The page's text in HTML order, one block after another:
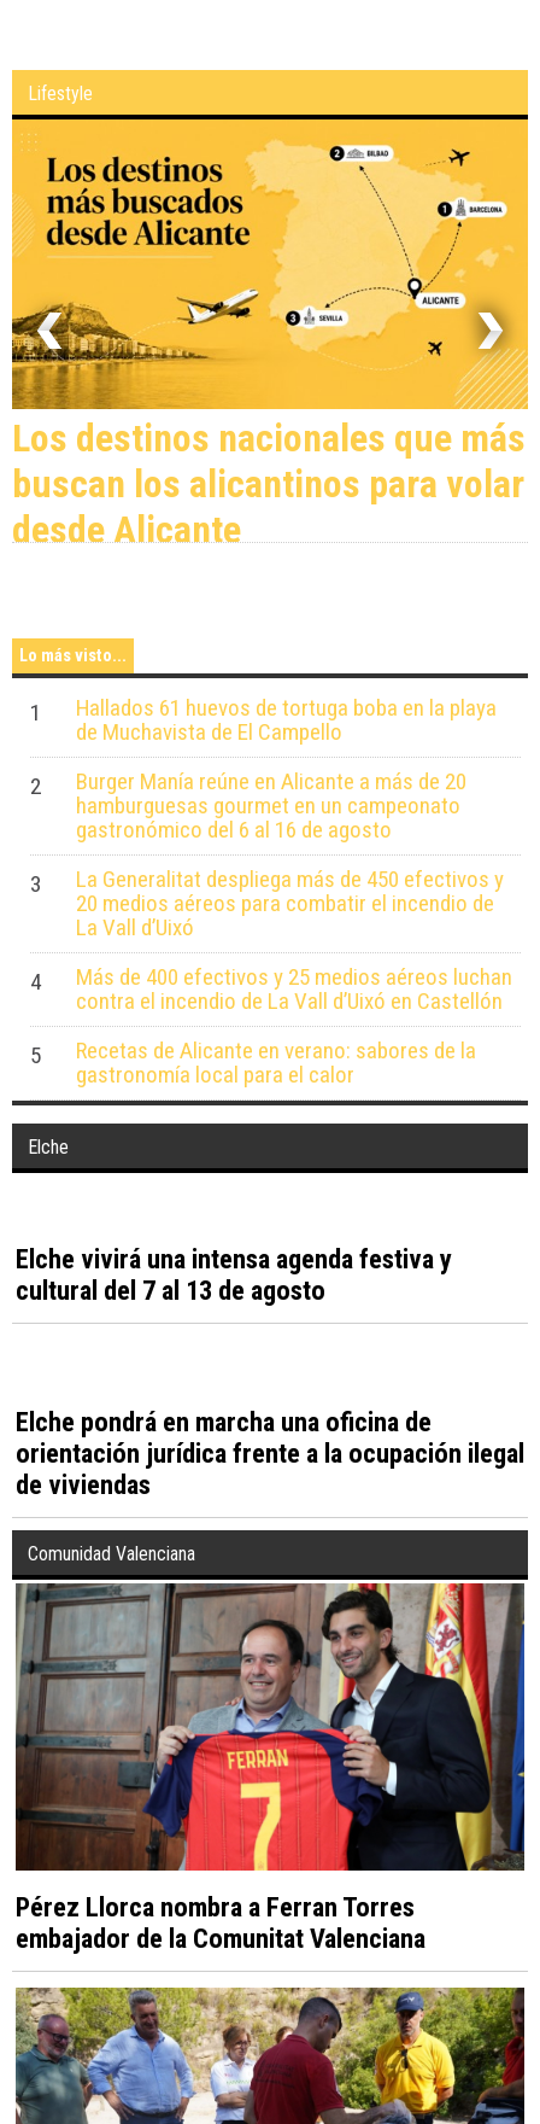
Lifestyle
Los destinos nacionales que más
desde Alicante
Lo más visto...
1
Hallados 61 huevos de tortuga boba en la playa
de Muchavista de El Campello
Burger Manía reúne en Alicante a más de 20
hamburguesas gourmet en un campeonato
gastronómico del 6 al 16 de agosto
3
La Generalitat despliega más de 450 efectivos y
20 medios aéreos para combatir el incendio de
La Vall d’Uixó
4
Más de 400 efectivos y 25 medios aéreos luchan
Elche
Elche vivirá una intensa agenda festiva y
cultural del 7 al 13 de agosto
Elche pondrá en marcha una oficina de
orientación jurídica frente a la ocupación ilegal